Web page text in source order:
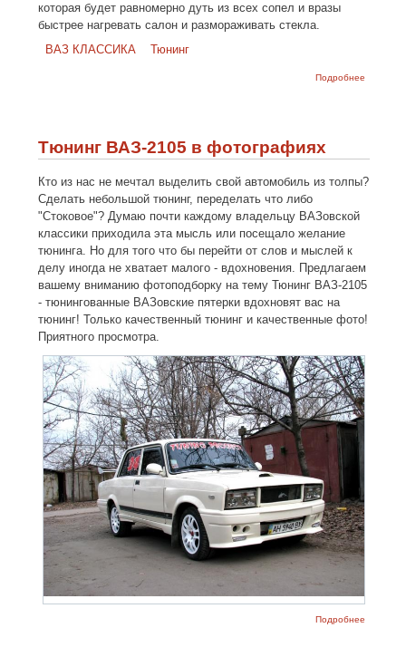
которая будет равномерно дуть из всех сопел и вразы
быстрее нагревать салон и размораживать стекла.
ВАЗ КЛАССИКА
Тюнинг
Подробнее
Тюнинг ВАЗ-2105 в фотографиях
Кто из нас не мечтал выделить свой автомобиль из толпы?
Сделать небольшой тюнинг, переделать что либо
"Стоковое"? Думаю почти каждому владельцу ВАЗовской
классики приходила эта мысль или посещало желание
тюнинга. Но для того что бы перейти от слов и мыслей к
делу иногда не хватает малого - вдохновения. Предлагаем
вашему вниманию фотоподборку на тему Тюнинг ВАЗ-2105
- тюнингованные ВАЗовские пятерки вдохновят вас на
тюнинг! Только качественный тюнинг и качественные фото!
Приятного просмотра.
Подробнее